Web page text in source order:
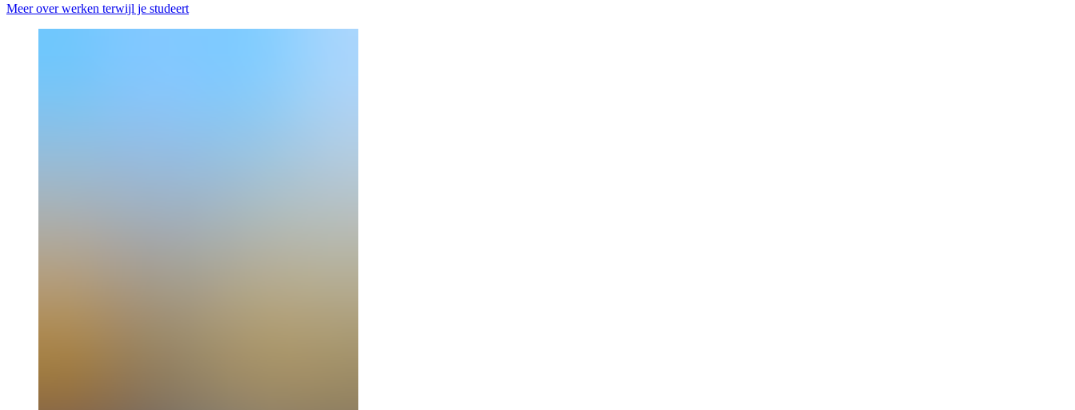
Meer over werken terwijl je studeert